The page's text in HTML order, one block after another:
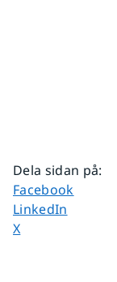
Dela sidan på:
Dela sidan på
Facebook
Dela sidan på
LinkedIn
Dela sidan på
X